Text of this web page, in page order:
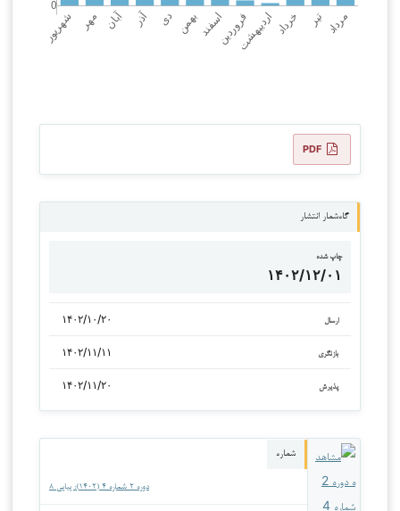
PDF
گاه‌شمار انتشار
چاپ شده
۱۴۰۲/۱۲/۰۱
ارسال ۱۴۰۲/۱۰/۲۰
بازنگری ۱۴۰۲/۱۱/۱۱
پذیرش ۱۴۰۲/۱۱/۲۰
شماره
دوره ۲ شماره ۴ (۱۴۰۲): پیاپی ۸